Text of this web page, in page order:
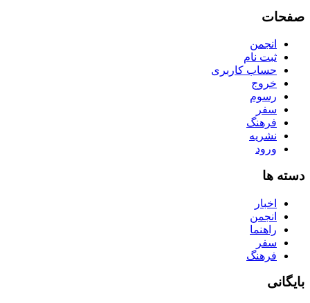
صفحات
انجمن
ثبت نام
حساب کاربری
خروج
رسوم
سفر
فرهنگ
نشریه
ورود
دسته ها
اخبار
انجمن
راهنما
سفر
فرهنگ
بایگانی